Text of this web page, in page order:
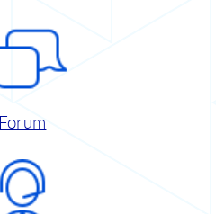
Forum